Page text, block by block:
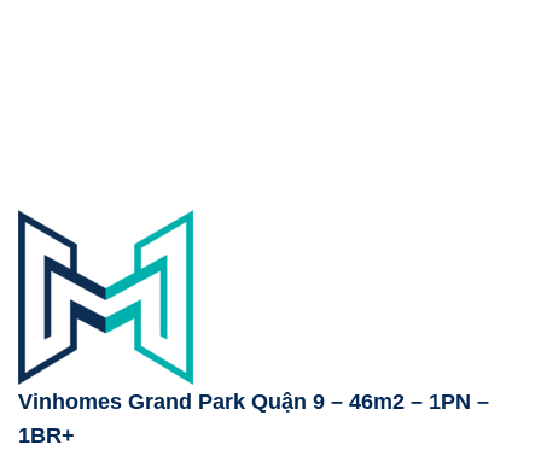
Vinhomes Grand Park Quận 9 – 46m2 – 1PN –
1BR+